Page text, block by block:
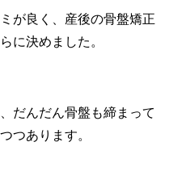
が良く、産後の骨盤矯正
に決めました。
だんだん骨盤も締まって
つあります。